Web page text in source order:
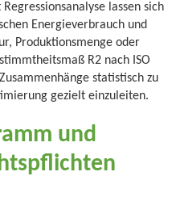
lassen sich
Energieverbrauch und
Produktionsmenge oder
R2 nach ISO
statistisch zu
gezielt einzuleiten.
und